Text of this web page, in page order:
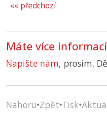
«« předchozí
Máte více
Napište nám, prosím.
Nahoru•Zpět•Tisk•